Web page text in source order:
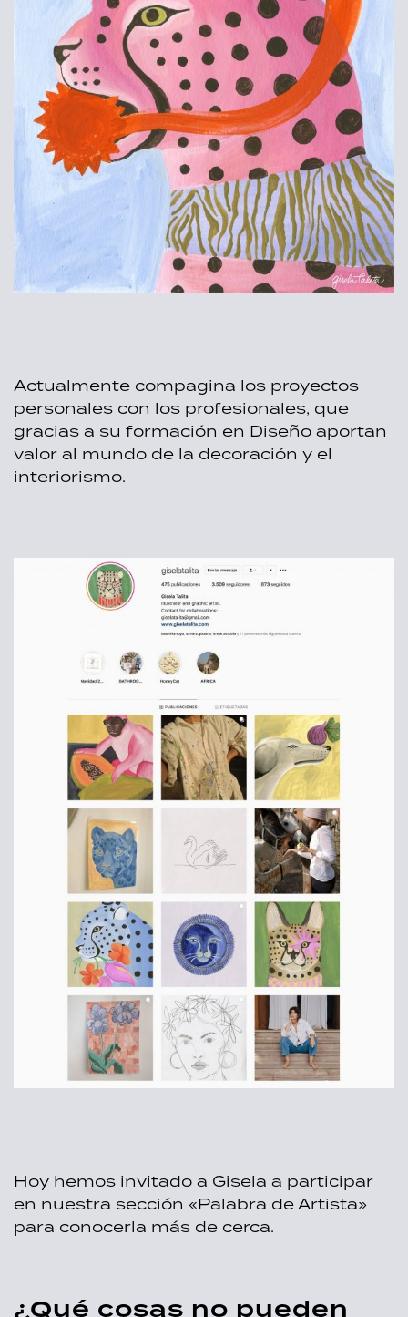
Actualmente compagina los proyectos
personales con los profesionales, que
gracias a su formación en Diseño aportan
valor al mundo de la decoración y el
interiorismo.
Hoy hemos invitado a Gisela a participar
en nuestra sección «Palabra de Artista»
para conocerla más de cerca.